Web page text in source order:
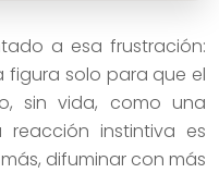
a esa frustración:
solo para que el
sin vida, como una
instintiva es
difuminar con más